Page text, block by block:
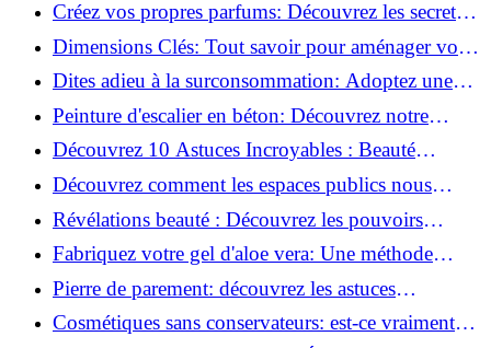
Créez vos propres parfums: Découvrez les secrets
de la fabrication artisanale!
Dimensions Clés: Tout savoir pour aménager votre
salle de bains!
Dites adieu à la surconsommation: Adoptez une
vie plus simple!
Peinture d'escalier en béton: Découvrez notre
tutoriel facile et rapide!
Découvrez 10 Astuces Incroyables : Beauté
Naturelle avec le Concombre !
Découvrez comment les espaces publics nous
incitent à être plus actifs : Révélations surprenantes!
Révélations beauté : Découvrez les pouvoirs
insoupçonnés du concombre!
Fabriquez votre gel d'aloe vera: Une méthode
simple et rapide à la maison!
Pierre de parement: découvrez les astuces
infaillibles pour un nettoyage parfait!
Cosmétiques sans conservateurs: est-ce vraiment